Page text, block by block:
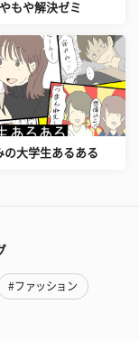
もや解決ゼミ
の大学生あるある
#ファッション